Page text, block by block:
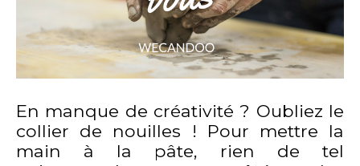
En manque de créativité ? Oubliez le
collier de nouilles ! Pour mettre la
main à la pâte, rien de tel